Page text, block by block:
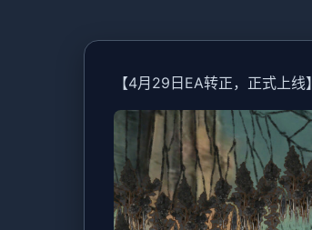
【4月29日EA转正，正式上线】